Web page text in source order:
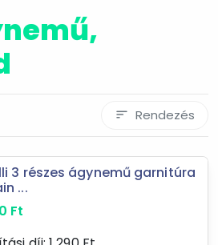
sort Rendezés
3 részes ágynemű garnitúra
...
Ft